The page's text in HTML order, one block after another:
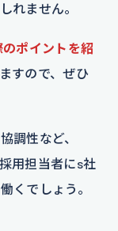
れません。
ポイントを紹
すので、ぜひ
調性など、
用担当者にs社
くでしょう。